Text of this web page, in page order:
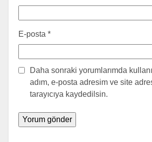
E-posta *
Daha sonraki yorumlarımda
adım, e-posta adresim ve site
tarayıcıya kaydedilsin.